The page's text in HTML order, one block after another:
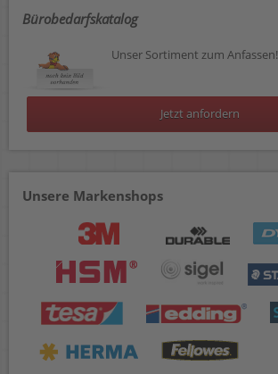
Bürobedarfskatalog
Unser Sortiment zum Anfassen!
Jetzt anfordern
Unsere Markenshops